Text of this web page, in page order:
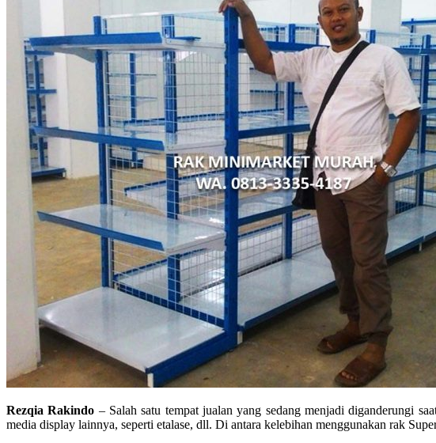
Rezqia Rakindo – Salah satu tempat jualan yang sedang menjadi diganderungi
media display lainnya, seperti etalase, dll. Di antara kelebihan menggunakan rak